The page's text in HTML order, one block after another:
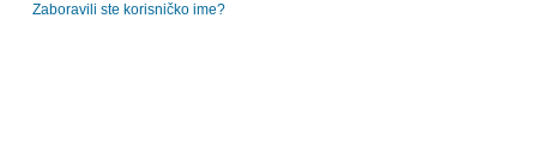
Zaboravili ste korisničko ime?